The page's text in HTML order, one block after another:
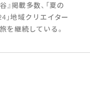
掲載多数、「夏の
」地域クリエイター
を継続している。